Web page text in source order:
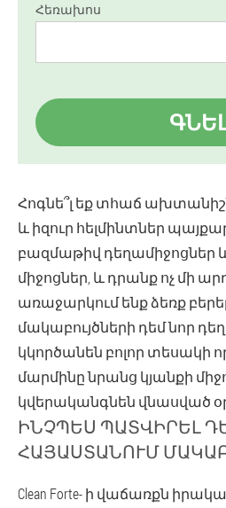
Հեռախոս
Հոգնե՞լ եք տհաճ
և իզուր հելմինտներ
բազմաթիվ դեղամիջոցներ
միջոցներ, և դրանք ոչ մի
առաջարկում ենք ձեռք
մակաբույծների դեմ նոր
կկործանեն բոլոր տեսակի
մարմինը նրանց կյանքի
կվերականգնեն վնասված
ԻՆՉՊԵՍ ՊԱՏՎԻՐԵԼ
ՀԱՅԱՍՏԱՆՈՒՄ
Clean Forte- ի վաճառքն